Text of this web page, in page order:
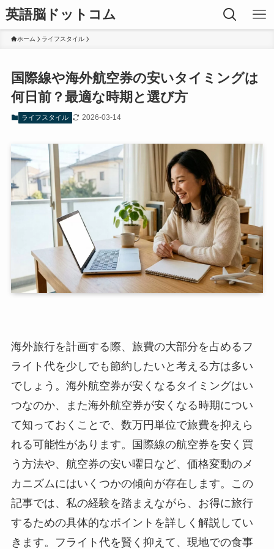
英語脳ドットコム
ホーム ライフスタイル
国際線や海外航空券の安いタイミングは
何日前？最適な時期と選び方
ライフスタイル 2026-03-14
海外旅行を計画する際、旅費の大部分を占めるフ
ライト代を少しでも節約したいと考える方は多い
でしょう。海外航空券が安くなるタイミングはい
つなのか、また海外航空券が安くなる時期につい
て知っておくことで、数万円単位で旅費を抑えら
れる可能性があります。国際線の航空券を安く買
う方法や、航空券の安い曜日など、価格変動のメ
カニズムにはいくつかの傾向が存在します。この
記事では、私の経験を踏まえながら、お得に旅行
するための具体的なポイントを詳しく解説してい
きます。フライト代を賢く抑えて、現地での食事